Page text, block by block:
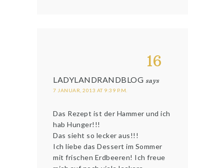
16
LADYLANDRANDBLOG says
7 JANUAR, 2013 AT 9:39 P.M.
Das Rezept ist der Hammer und ich
hab Hunger!!!
Das sieht so lecker aus!!!
Ich liebe das Dessert im Sommer
mit frischen Erdbeeren! Ich freue